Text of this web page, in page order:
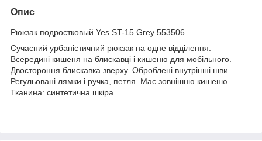
Опис
Рюкзак подростковый Yes ST-15 Grey 553506
Сучасний урбаністичний рюкзак на одне відділення.
Всередині кишеня на блискавці і кишеню для мобільного.
Двостороння блискавка зверху. Оброблені внутрішні шви.
Регульовані лямки і ручка, петля. Має зовнішню кишеню.
Тканина: синтетична шкіра.